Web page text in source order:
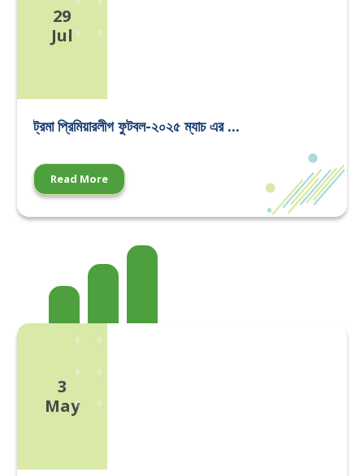
29
Jul
ট্রমা প্রিমিয়ারলীগ ফুটবল-২০২৫ ম্যাচ এর ...
Read More
3
May